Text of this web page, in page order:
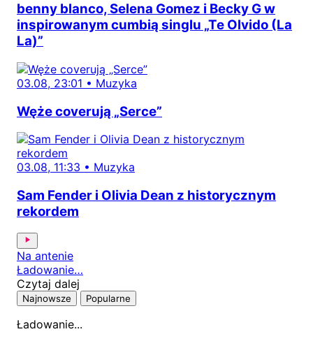
benny blanco, Selena Gomez i Becky G w
inspirowanym cumbią singlu „Te Olvido (La
La)”
03.08, 23:01 • Muzyka
Węże coverują „Serce”
03.08, 11:33 • Muzyka
Sam Fender i Olivia Dean z historycznym
rekordem
Na antenie
Ładowanie…
Czytaj dalej
Najnowsze Popularne
Ładowanie...